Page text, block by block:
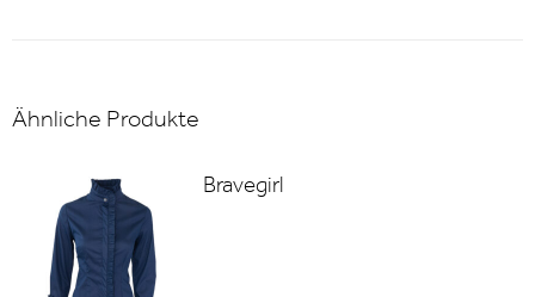
Ähnliche Produkte
Bravegirl